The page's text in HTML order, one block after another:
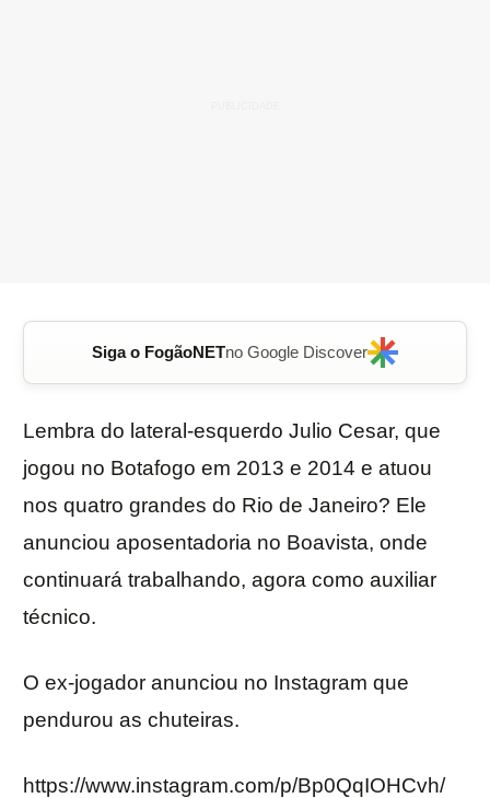
Siga o FogãoNETno Google Discover
Lembra do lateral-esquerdo Julio Cesar, que
jogou no Botafogo em 2013 e 2014 e atuou
nos quatro grandes do Rio de Janeiro? Ele
anunciou aposentadoria no Boavista, onde
continuará trabalhando, agora como auxiliar
técnico.
O ex-jogador anunciou no Instagram que
pendurou as chuteiras.
https://www.instagram.com/p/Bp0QqIOHCvh/